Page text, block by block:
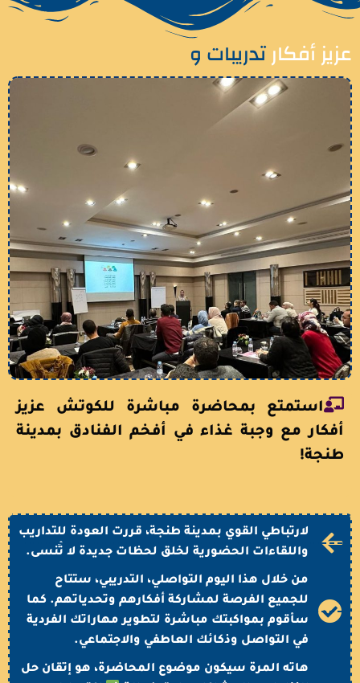
عزيز أفكارتدريبات و
استمتع بمحاضرة مباشرة للكوتش عزيز
أفكار مع وجبة غذاء في أفخم الفنادق بمدينة
طنجة!
لارتباطي القوي بمدينة طنجة، قررت العودة للتداريب
واللقاءات الحضورية لخلق لحظات جديدة لا تُنسى.
‎من خلال هذا اليوم التواصلي، التدريبي، ستتاح
للجميع الفرصة لمشاركة أفكارهم وتحدياتهم. كما
سأقوم بمواكبتك مباشرة لتطوير مهاراتك الفردية
في التواصل وذكائك العاطفي والاجتماعي.
هاته المرة سيكون موضوع المحاضرة، هو إتقان حل